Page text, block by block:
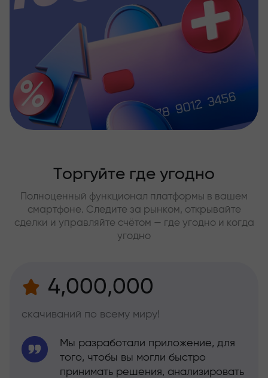
Торгуйте где угодно
Полноценный функционал платформы в вашем
смартфоне. Следите за рынком, открывайте
сделки и управляйте счётом — где угодно и когда
угодно
4,000,000
скачиваний по всему миру!
Мы разработали приложение, для
того, чтобы вы могли быстро
принимать решения, анализировать